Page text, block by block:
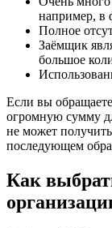
например, в
Полное
Заёмщик
большое
Если вы
огромную сумму
не может
последующем
Как